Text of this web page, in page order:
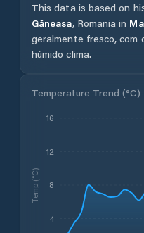
This data is based on
Găneasa, Romania in
geralmente fresco, com
húmido clima.
Temperature Trend (°C)
4
8
12
16
Temp (°C)